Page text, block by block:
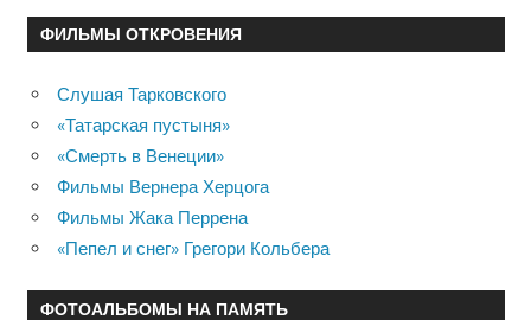
ФИЛЬМЫ ОТКРОВЕНИЯ
Слушая Тарковского
«Татарская пустыня»
«Смерть в Венеции»
Фильмы Вернера Херцога
Фильмы Жака Перрена
«Пепел и снег» Грегори Кольбера
ФОТОАЛЬБОМЫ НА ПАМЯТЬ